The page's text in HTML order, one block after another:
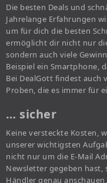
Die besten Deals und
Jahrelange Erfahrungen
um für dich die besten
ermöglicht dir nicht nur
sondern auch viele
Beispiel ein Smartphone,
Bei DealGott findest auch
Proben, die es immer für
… sicher
Keine versteckte Kosten,
unserer wichtigsten
nicht nur um die E-Mail
Newsletter gegeben hast,
Händler genau